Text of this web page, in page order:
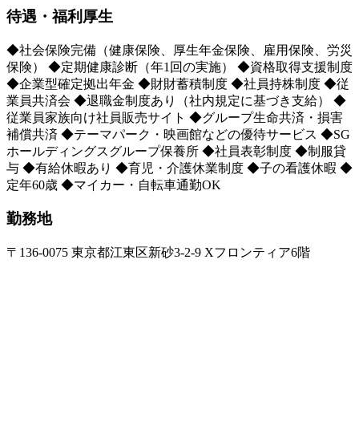
待遇・福利厚生
◆社会保険完備（健康保険、厚生年金保険、雇用保険、労災
保険） ◆定期健康診断（年1回の実施） ◆資格取得支援制度
◆企業型確定拠出年金 ◆財財蓄積制度 ◆社員持株制度 ◆従
業員共済会 ◆退職金制度あり（社内規定に基づき支給） ◆
従業員家族向け社員販売サイト ◆グループ生命共済・損害
補償共済 ◆テーマパーク・映画館などの優待サービス ◆SG
ホールディングスグループ保養所 ◆社員表彰制度 ◆制服貸
与 ◆有給休暇あり ◆育児・介護休業制度 ◆子の看護休暇 ◆
定年60歳 ◆マイカー・自転車通勤OK
勤務地
〒136-0075 東京都江東区新砂3-2-9 Xフロンティア6階